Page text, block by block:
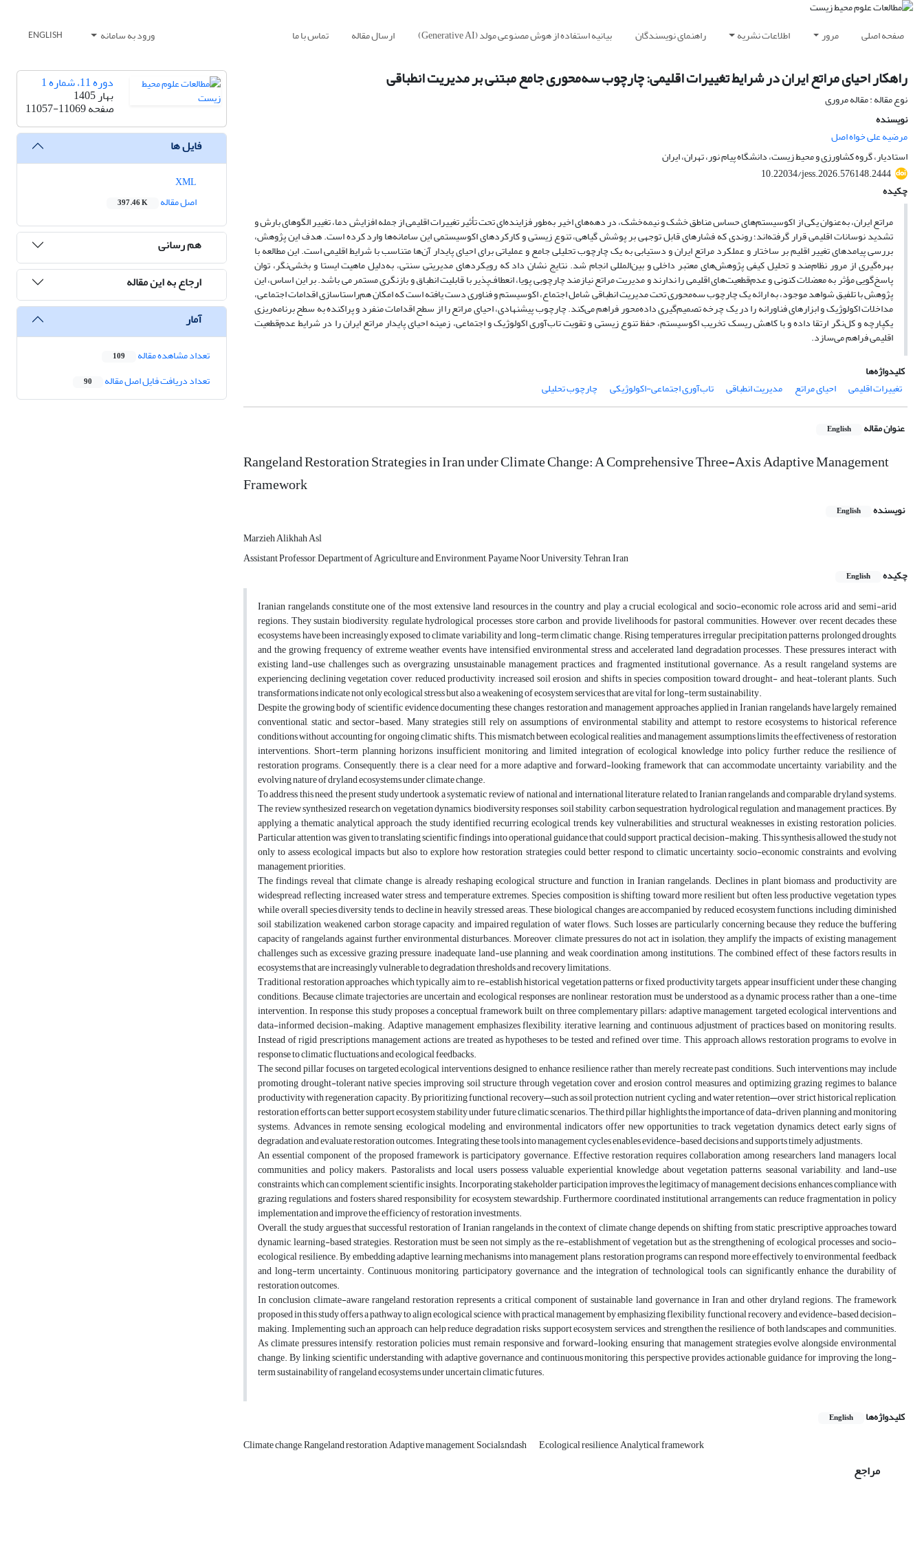
صفحه اصلی مرور اطلاعات نشریه راهنمای نویسندگان بیانیه استفاده از هوش مصنوعی مولد (Generative AI) ارسال مقاله تماس با ما ورود به سامانه ENGLISH
راهکار احیای مراتع ایران در شرایط تغییرات اقلیمی: چارچوب سه‌محوری جامع مبتنی بر مدیریت انطباقی
نوع مقاله : مقاله مروری
نویسنده
مرضیه علی خواه اصل
استادیار، گروه کشاورزی و محیط زیست، دانشگاه پیام نور، تهران، ایران
10.22034/jess.2026.576148.2444
چکیده
مراتع ایران، به‌عنوان یکی از اکوسیستم‌های حساس مناطق خشک و نیمه‌خشک، در دهه‌های اخیر به‌طور فزاینده‌ای تحت تأثیر تغییرات اقلیمی از جمله افزایش دما، تغییر الگوهای بارش و
تشدید نوسانات اقلیمی قرار گرفته‌اند؛ روندی که فشارهای قابل توجهی بر پوشش گیاهی، تنوع زیستی و کارکردهای اکوسیستمی این سامانه‌ها وارد کرده است. هدف این پژوهش،
بررسی پیامدهای تغییر اقلیم بر ساختار و عملکرد مراتع ایران و دستیابی به یک چارچوب تحلیلی جامع و عملیاتی برای احیای پایدار آن‌ها متناسب با شرایط اقلیمی است. این مطالعه با
بهره‌گیری از مرور نظام‌مند و تحلیل کیفی پژوهش‌های معتبر داخلی و بین‌المللی انجام شد. نتایج نشان داد که رویکردهای مدیریتی سنتی، به‌دلیل ماهیت ایستا و بخشی‌نگر، توان
پاسخ‌گویی مؤثر به معضلات کنونی و عدم‌قطعیت‌های اقلیمی را ندارند و مدیریت مراتع نیازمند چارچوبی پویا، انعطاف‌پذیر با قابلیت انطباق و بازنگری مستمر می باشد. بر این اساس، این
پژوهش با تلفیق شواهد موجود، به ارائه یک چارچوب سه‌محوری تحت مدیریت انطباقی شامل اجتماع، اکوسیستم و فناوری دست یافته است که امکان هم‌راستاسازی اقدامات اجتماعی،
مداخلات اکولوژیک و ابزارهای فناورانه را در یک چرخه تصمیم‌گیری داده‌محور فراهم می‌کند. چارچوب پیشنهادی، احیای مراتع را از سطح اقدامات منفرد و پراکنده به سطح برنامه‌ریزی
یکپارچه و کل‌نگر ارتقا داده و با کاهش ریسک تخریب اکوسیستم، حفظ تنوع زیستی و تقویت تاب‌آوری اکولوژیک و اجتماعی، زمینه احیای پایدار مراتع ایران را در شرایط عدم‌قطعیت
اقلیمی فراهم می‌سازد.
کلیدواژه‌ها
تغییرات اقلیمی
احیای مراتع مدیریت انطباقی تاب‌آوری اجتماعی-اکولوژیکی چارچوب تحلیلی
عنوان مقاله English
Rangeland Restoration Strategies in Iran under Climate Change: A Comprehensive Three-Axis Adaptive Management
Framework
نویسنده English
Marzieh Alikhah Asl
Assistant Professor, Department of Agriculture and Environment, Payame Noor University, Tehran, Iran
چکیده
English
Iranian rangelands constitute one of the most extensive land resources in the country and play a crucial ecological and socio-economic role across arid and semi-arid
regions. They sustain biodiversity, regulate hydrological processes, store carbon, and provide livelihoods for pastoral communities. However, over recent decades these
ecosystems have been increasingly exposed to climate variability and long-term climatic change. Rising temperatures, irregular precipitation patterns, prolonged droughts,
and the growing frequency of extreme weather events have intensified environmental stress and accelerated land degradation processes. These pressures interact with
existing land-use challenges such as overgrazing, unsustainable management practices, and fragmented institutional governance. As a result, rangeland systems are
experiencing declining vegetation cover, reduced productivity, increased soil erosion, and shifts in species composition toward drought- and heat-tolerant plants. Such
transformations indicate not only ecological stress but also a weakening of ecosystem services that are vital for long-term sustainability.
Despite the growing body of scientific evidence documenting these changes, restoration and management approaches applied in Iranian rangelands have largely remained
conventional, static, and sector-based. Many strategies still rely on assumptions of environmental stability and attempt to restore ecosystems to historical reference
conditions without accounting for ongoing climatic shifts. This mismatch between ecological realities and management assumptions limits the effectiveness of restoration
interventions. Short-term planning horizons, insufficient monitoring, and limited integration of ecological knowledge into policy further reduce the resilience of
restoration programs. Consequently, there is a clear need for a more adaptive and forward-looking framework that can accommodate uncertainty, variability, and the
evolving nature of dryland ecosystems under climate change.
To address this need, the present study undertook a systematic review of national and international literature related to Iranian rangelands and comparable dryland systems.
The review synthesized research on vegetation dynamics, biodiversity responses, soil stability, carbon sequestration, hydrological regulation, and management practices. By
applying a thematic analytical approach, the study identified recurring ecological trends, key vulnerabilities, and structural weaknesses in existing restoration policies.
Particular attention was given to translating scientific findings into operational guidance that could support practical decision-making. This synthesis allowed the study not
only to assess ecological impacts but also to explore how restoration strategies could better respond to climatic uncertainty, socio-economic constraints, and evolving
management priorities.
The findings reveal that climate change is already reshaping ecological structure and function in Iranian rangelands. Declines in plant biomass and productivity are
widespread, reflecting increased water stress and temperature extremes. Species composition is shifting toward more resilient but often less productive vegetation types,
while overall species diversity tends to decline in heavily stressed areas. These biological changes are accompanied by reduced ecosystem functions, including diminished
soil stabilization, weakened carbon storage capacity, and impaired regulation of water flows. Such losses are particularly concerning because they reduce the buffering
capacity of rangelands against further environmental disturbances. Moreover, climate pressures do not act in isolation; they amplify the impacts of existing management
challenges such as excessive grazing pressure, inadequate land-use planning, and weak coordination among institutions. The combined effect of these factors results in
ecosystems that are increasingly vulnerable to degradation thresholds and recovery limitations.
Traditional restoration approaches, which typically aim to re-establish historical vegetation patterns or fixed productivity targets, appear insufficient under these changing
conditions. Because climate trajectories are uncertain and ecological responses are nonlinear, restoration must be understood as a dynamic process rather than a one-time
intervention. In response, this study proposes a conceptual framework built on three complementary pillars: adaptive management, targeted ecological interventions, and
data-informed decision-making. Adaptive management emphasizes flexibility, iterative learning, and continuous adjustment of practices based on monitoring results.
Instead of rigid prescriptions, management actions are treated as hypotheses to be tested and refined over time. This approach allows restoration programs to evolve in
response to climatic fluctuations and ecological feedbacks.
The second pillar focuses on targeted ecological interventions designed to enhance resilience rather than merely recreate past conditions. Such interventions may include
promoting drought-tolerant native species, improving soil structure through vegetation cover and erosion control measures, and optimizing grazing regimes to balance
productivity with regeneration capacity. By prioritizing functional recovery—such as soil protection, nutrient cycling, and water retention—over strict historical replication,
restoration efforts can better support ecosystem stability under future climatic scenarios. The third pillar highlights the importance of data-driven planning and monitoring
systems. Advances in remote sensing, ecological modeling, and environmental indicators offer new opportunities to track vegetation dynamics, detect early signs of
degradation, and evaluate restoration outcomes. Integrating these tools into management cycles enables evidence-based decisions and supports timely adjustments.
An essential component of the proposed framework is participatory governance. Effective restoration requires collaboration among researchers, land managers, local
communities, and policy makers. Pastoralists and local users possess valuable experiential knowledge about vegetation patterns, seasonal variability, and land-use
constraints, which can complement scientific insights. Incorporating stakeholder participation improves the legitimacy of management decisions, enhances compliance with
grazing regulations, and fosters shared responsibility for ecosystem stewardship. Furthermore, coordinated institutional arrangements can reduce fragmentation in policy
implementation and improve the efficiency of restoration investments.
Overall, the study argues that successful restoration of Iranian rangelands in the context of climate change depends on shifting from static, prescriptive approaches toward
dynamic, learning-based strategies. Restoration must be seen not simply as the re-establishment of vegetation but as the strengthening of ecological processes and socio-
ecological resilience. By embedding adaptive learning mechanisms into management plans, restoration programs can respond more effectively to environmental feedback
and long-term uncertainty. Continuous monitoring, participatory governance, and the integration of technological tools can significantly enhance the durability of
restoration outcomes.
In conclusion, climate-aware rangeland restoration represents a critical component of sustainable land governance in Iran and other dryland regions. The framework
proposed in this study offers a pathway to align ecological science with practical management by emphasizing flexibility, functional recovery, and evidence-based decision-
making. Implementing such an approach can help reduce degradation risks, support ecosystem services, and strengthen the resilience of both landscapes and communities.
As climate pressures intensify, restoration policies must remain responsive and forward-looking, ensuring that management strategies evolve alongside environmental
change. By linking scientific understanding with adaptive governance and continuous monitoring, this perspective provides actionable guidance for improving the long-
term sustainability of rangeland ecosystems under uncertain climatic futures.
کلیدواژه‌ها English
Climate change, Rangeland restoration, Adaptive management, Social&‌ndash Ecological resilience, Analytical framework
مراجع
دوره 11، شماره 1
بهار 1405
صفحه11057-11069
فایل ها
اصل مقاله
397.46 K
هم رسانی
ارجاع به این مقاله
آمار
تعداد مشاهده مقاله 109
تعداد دریافت فایل اصل مقاله 90